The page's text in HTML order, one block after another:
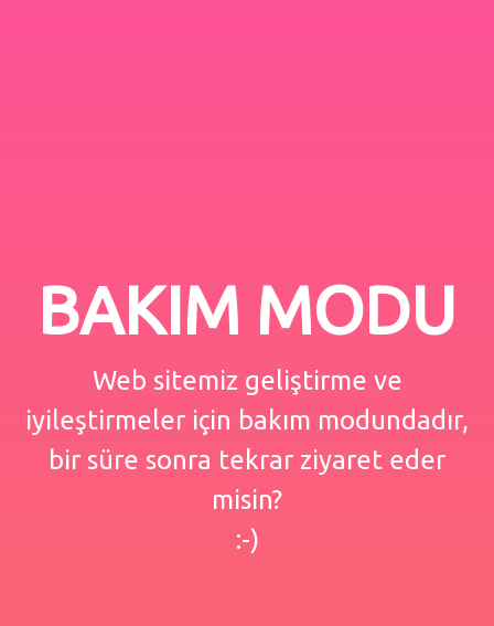
BAKIM MODU
Web sitemiz geliştirme ve
iyileştirmeler için bakım modundadır,
bir süre sonra tekrar ziyaret eder
misin?
:-)